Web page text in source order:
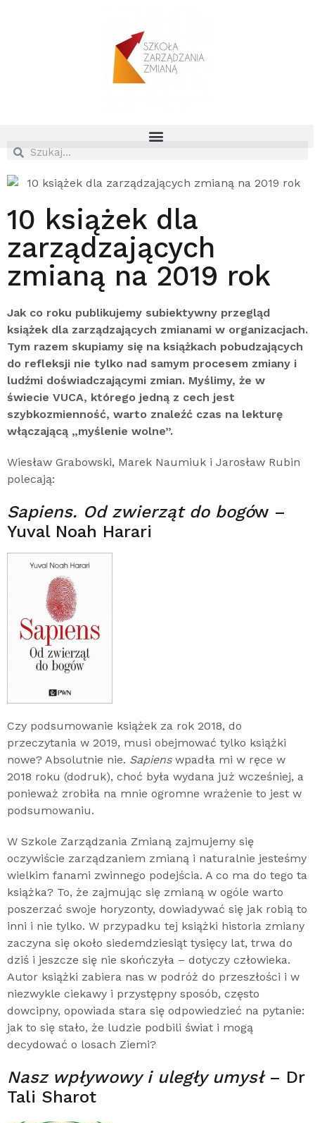
10 książek dla
zarządzających
zmianą na 2019 rok
Jak co roku publikujemy subiektywny przegląd
książek dla zarządzających zmianami w organizacjach.
Tym razem skupiamy się na książkach pobudzających
do refleksji nie tylko nad samym procesem zmiany i
ludźmi doświadczającymi zmian. Myślimy, że w
świecie VUCA, którego jedną z cech jest
szybkozmienność, warto znaleźć czas na lekturę
włączającą „myślenie wolne”.
Wiesław Grabowski, Marek Naumiuk i Jarosław Rubin
polecają:
Sapiens. Od zwierząt do bogów –
Yuval Noah Harari
Czy podsumowanie książek za rok 2018, do
przeczytania w 2019, musi obejmować tylko książki
nowe? Absolutnie nie. Sapienswpadła mi w ręce w
2018 roku (dodruk), choć była wydana już wcześniej, a
ponieważ zrobiła na mnie ogromne wrażenie to jest w
podsumowaniu.
W Szkole Zarządzania Zmianą zajmujemy się
oczywiście zarządzaniem zmianą i naturalnie jesteśmy
wielkim fanami zwinnego podejścia. A co ma do tego ta
książka? To, że zajmując się zmianą w ogóle warto
poszerzać swoje horyzonty, dowiadywać się jak robią to
inni i nie tylko. W przypadku tej książki historia zmiany
zaczyna się około siedemdziesiąt tysięcy lat, trwa do
dziś i jeszcze się nie skończyła – dotyczy człowieka.
Autor książki zabiera nas w podróż do przeszłości i w
niezwykle ciekawy i przystępny sposób, często
dowcipny, opowiada stara się odpowiedzieć na pytanie:
jak to się stało, że ludzie podbili świat i mogą
decydować o losach Ziemi?
Nasz wpływowy i uległy umysł– Dr
Tali Sharot